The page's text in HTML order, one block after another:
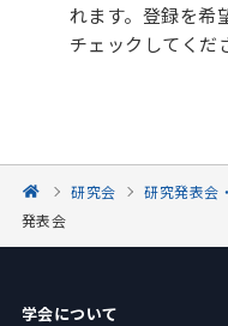
れます。登録を希
チェックしてくだ
研究会 研究発表会
発表会
学会について